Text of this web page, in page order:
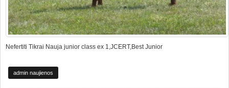
Nefertiti Tikrai Nauja junior class ex 1,JCERT,Best Junior
admin naujienos